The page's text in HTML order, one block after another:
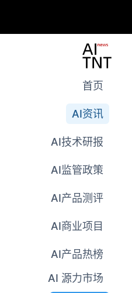
首页
AI资讯
AI技术研报
AI监管政策
AI产品测评
AI商业项目
AI产品热榜
AI 源力市场